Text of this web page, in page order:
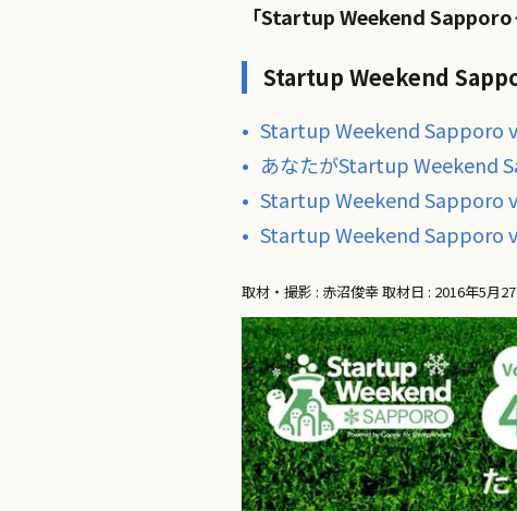
「Startup Weekend Sapporo
Startup Weekend
Startup Weekend Sapporo
あなたがStartup Weekend
Startup Weekend Sapporo
Startup Weekend Sapporo
取材・撮影 : 赤沼俊幸 取材日 : 2016年5月